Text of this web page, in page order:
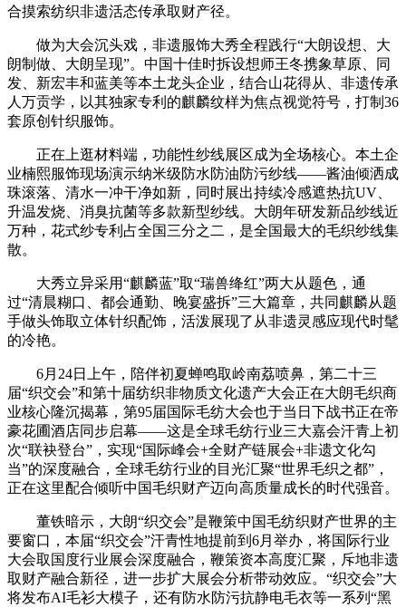
合摸索纺织非遗活态传承取财产径。
做为大会沉头戏，非遗服饰大秀全程践行“大朗设想、大
朗制做、大朗呈现”。中国十佳时拆设想师王冬携象草原、同
发、新宏丰和蓝美等本土龙头企业，结合山花得从、非遗传承
人万贡学，以其独家专利的麒麟纹样为焦点视觉符号，打制36
套原创针织服饰。
正在上逛材料端，功能性纱线展区成为全场核心。本土企
业楠熙服饰现场演示纳米级防水防油防污纱线——酱油倾洒成
珠滚落、清水一冲干净如新，同时展出持续冷感遮热抗UV、
升温发烧、消臭抗菌等多款新型纱线。大朗年研发新品纱线近
万种，花式纱专利占全国三分之二，是全国最大的毛织纱线集
散。
大秀立异采用“麒麟蓝”取“瑞兽绛红”两大从题色，通
过“清晨糊口、都会通勤、晚宴盛拆”三大篇章，共同麒麟从题
手做头饰取立体针织配饰，活泼展现了从非遗灵感应现代时髦
的冷艳。
6月24日上午，陪伴初夏蝉鸣取岭南荔喷鼻，第二十三
届“织交会”和第十届纺织非物质文化遗产大会正在大朗毛织商
业核心隆沉揭幕，第95届国际毛纺大会也于当日下战书正在帝
豪花圃酒店同步启幕——这是全球毛纺行业三大嘉会汗青上初
次“联袂登台”，实现“国际峰会+全财产链展会+非遗文化勾
当”的深度融合，全球毛纺行业的目光汇聚“世界毛织之都”，
正在这里配合倾听中国毛织财产迈向高质量成长的时代强音。
董铁暗示，大朗“织交会”是鞭策中国毛纺织财产世界的主
要窗口，本届“织交会”汗青性地提前到6月举办，将国际行业
大会取国度行业展会深度融合，鞭策资本高度汇聚，斥地非遗
取财产融合新径，进一步扩大展会分析带动效应。“织交会”大
将发布AI毛衫大模子，还有防水防污抗静电毛衣等一系列“黑